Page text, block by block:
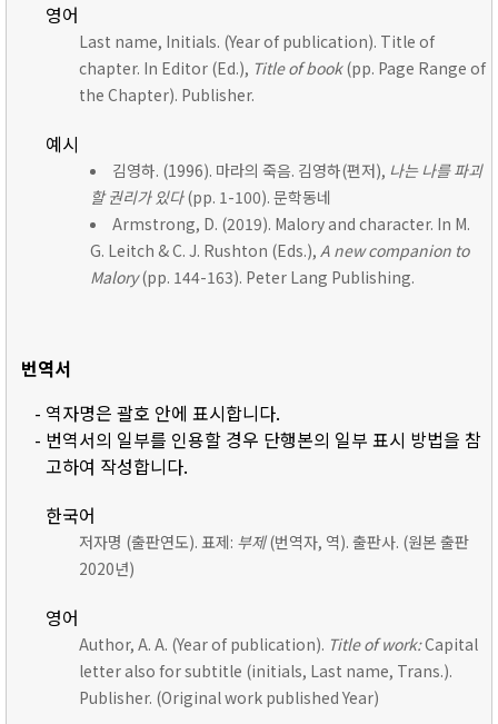
영어
Last name, Initials. (Year of publication). Title of
chapter. In Editor (Ed.), Title of book(pp. Page Range of
the Chapter). Publisher.
예시
김영하. (1996). 마라의 죽음. 김영하(편저), 나는 나를 파괴
할 권리가 있다(pp. 1-100). 문학동네
Armstrong, D. (2019). Malory and character. In M.
G. Leitch & C. J. Rushton (Eds.), A new companion to
Malory(pp. 144-163). Peter Lang Publishing.
번역서
- 역자명은 괄호 안에 표시합니다.
- 번역서의 일부를 인용할 경우 단행본의 일부 표시 방법을 참
고하여 작성합니다.
한국어
저자명 (출판연도). 표제: 부제(번역자, 역). 출판사. (원본 출판
2020년)
영어
Author, A. A. (Year of publication). Title of work:Capital
letter also for subtitle (initials, Last name, Trans.).
Publisher. (Original work published Year)